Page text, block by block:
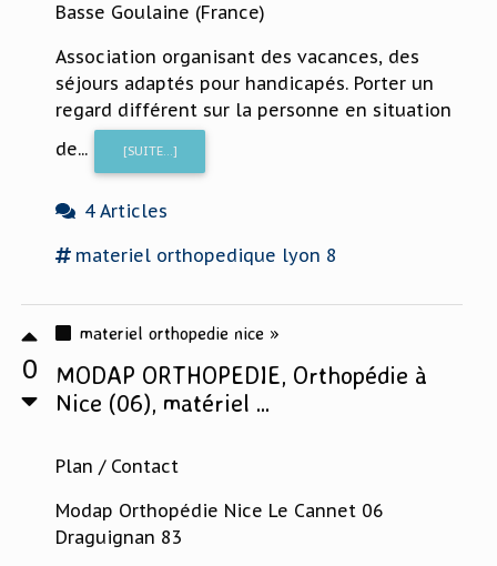
Basse Goulaine (France)
Association organisant des vacances, des
séjours adaptés pour handicapés. Porter un
regard différent sur la personne en situation
de...
[SUITE...]
4 Articles
materiel orthopedique lyon 8
0
materiel orthopedie nice »
MODAP ORTHOPEDIE, Orthopédie à
Nice (06), matériel ...
Plan / Contact
Modap Orthopédie Nice Le Cannet 06
Draguignan 83